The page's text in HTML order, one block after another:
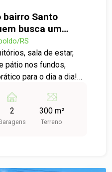
bairro Santo
busca um
RS
sala de estar,
pátio nos fundos,
para o dia a dia!
2 300 m²
Terreno